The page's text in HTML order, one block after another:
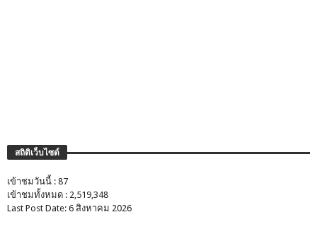
สถิติเว็บไซต์
เข้าชมวันนี้ : 87
เข้าชมทั้งหมด : 2,519,348
Last Post Date: 6 สิงหาคม 2026